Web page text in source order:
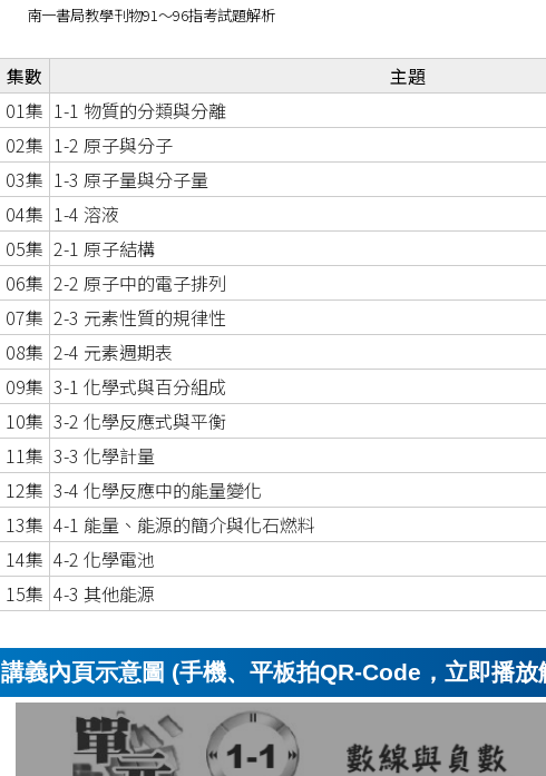
南一書局教學刊物91～96指考試題解析
集數
主題
01集 1-1 物質的分類與分離
02集 1-2 原子與分子
03集 1-3 原子量與分子量
04集 1-4 溶液
05集 2-1 原子結構
06集 2-2 原子中的電子排列
07集 2-3 元素性質的規律性
08集 2-4 元素週期表
09集 3-1 化學式與百分組成
10集 3-2 化學反應式與平衡
11集 3-3 化學計量
12集 3-4 化學反應中的能量變化
13集 4-1 能量、能源的簡介與化石燃料
14集 4-2 化學電池
15集 4-3 其他能源
講義內頁示意圖 (手機、平板拍QR-Code，立即播放